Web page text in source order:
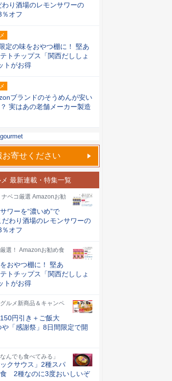
わり酒場のレモンサワーの
オフ
定の味をおやつ棚に！ 堅あ
トチップス「関西だししょ
トがお得
ブランドのそうめんが安い
実はあの老舗メーカー製造
お寄せください
最新連載・特集一覧
ナベコ厳選 Amazonお勧
ワーを“濃いめ”で
わり酒場のレモンサワーの
オフ
選！ Amazonお勧め食
おやつ棚に！ 堅あ
トチップス「関西だししょ
トがお得
ルメ新商品＆キャンペ
150円引き＋ご飯大
「感謝祭」8日間限定で開
んでも食べてみる」
クサウス」2種スパ
2種なのに3度おいしいぞ